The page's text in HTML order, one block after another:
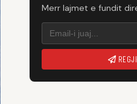
Merr lajmet e fundit